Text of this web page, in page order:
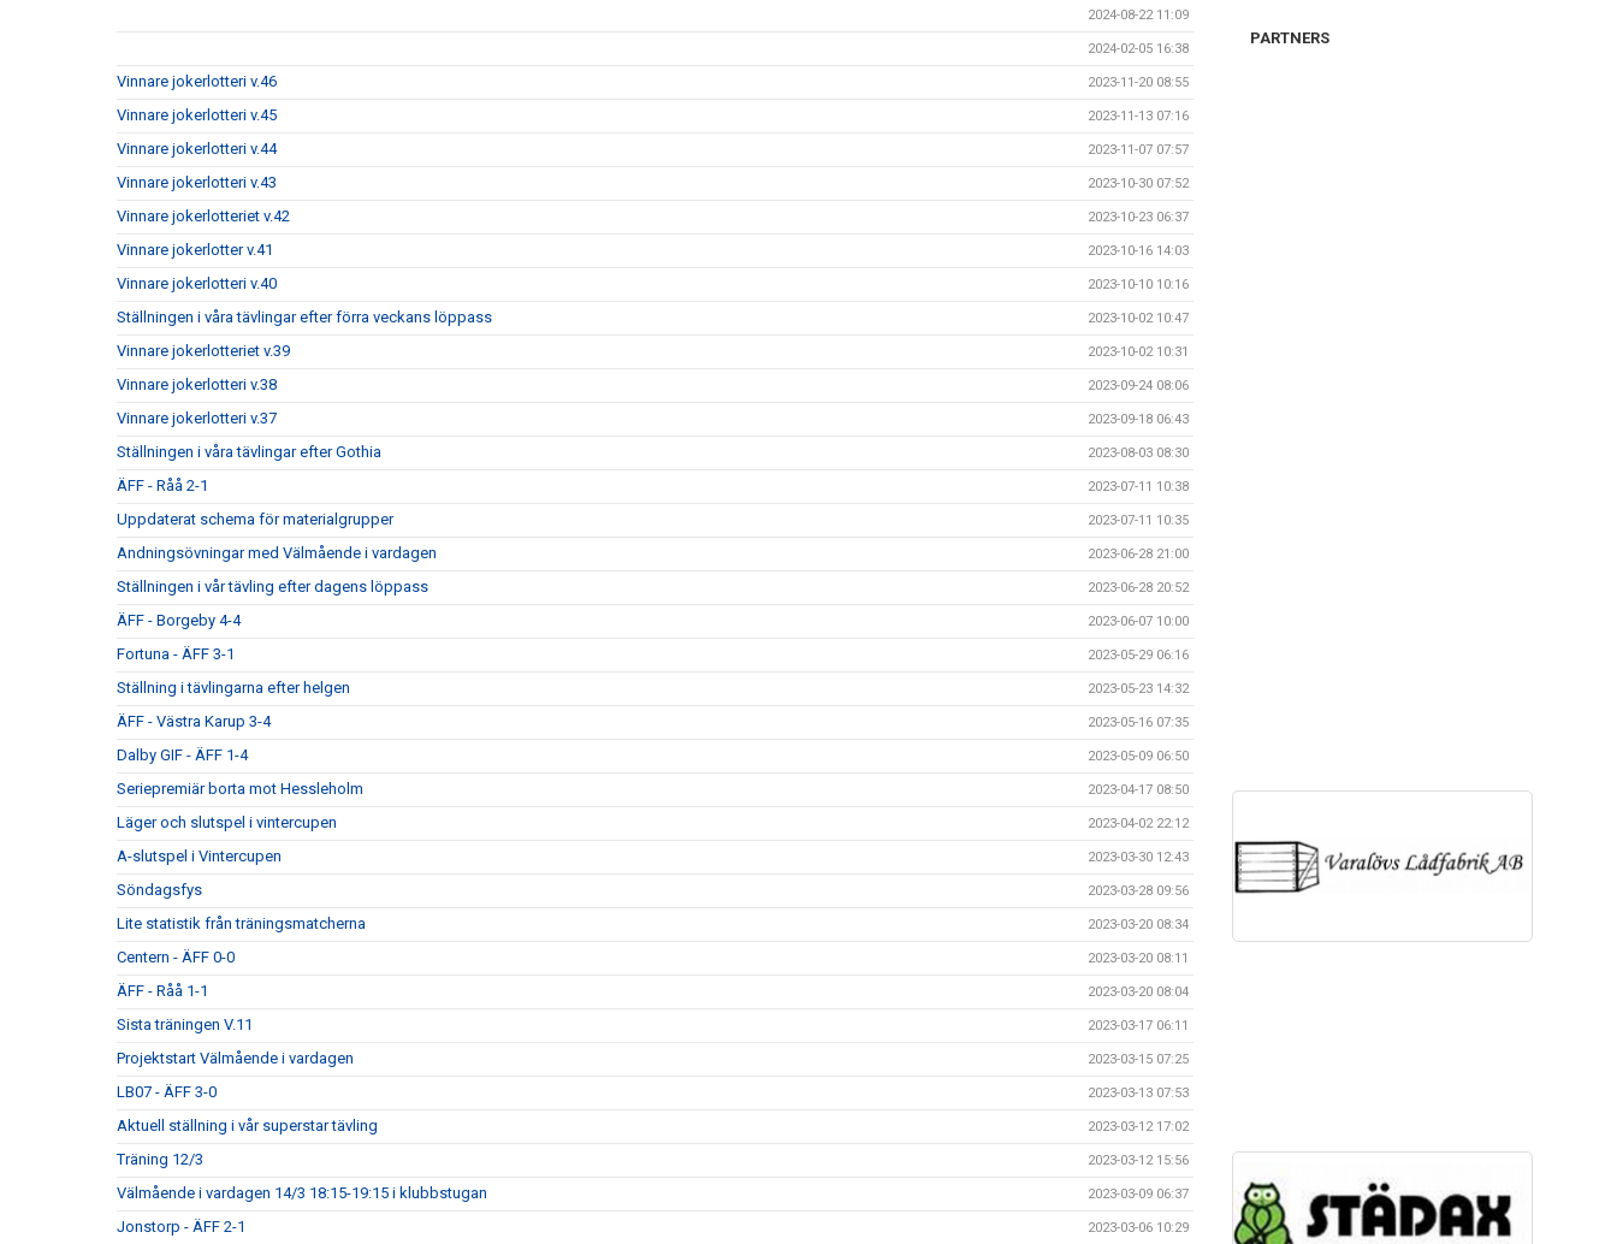
2024-08-22 11:09
2024-02-05 16:38
Vinnare jokerlotteri v.46 2023-11-20 08:55
Vinnare jokerlotteri v.45 2023-11-13 07:16
Vinnare jokerlotteri v.44 2023-11-07 07:57
Vinnare jokerlotteri v.43 2023-10-30 07:52
Vinnare jokerlotteriet v.42 2023-10-23 06:37
Vinnare jokerlotter v.41 2023-10-16 14:03
Vinnare jokerlotteri v.40 2023-10-10 10:16
Ställningen i våra tävlingar efter förra veckans löppass 2023-10-02 10:47
Vinnare jokerlotteriet v.39 2023-10-02 10:31
Vinnare jokerlotteri v.38 2023-09-24 08:06
Vinnare jokerlotteri v.37 2023-09-18 06:43
Ställningen i våra tävlingar efter Gothia 2023-08-03 08:30
ÄFF - Råå 2-1 2023-07-11 10:38
Uppdaterat schema för materialgrupper 2023-07-11 10:35
Andningsövningar med Välmående i vardagen 2023-06-28 21:00
Ställningen i vår tävling efter dagens löppass 2023-06-28 20:52
ÄFF - Borgeby 4-4 2023-06-07 10:00
Fortuna - ÄFF 3-1 2023-05-29 06:16
Ställning i tävlingarna efter helgen 2023-05-23 14:32
ÄFF - Västra Karup 3-4 2023-05-16 07:35
Dalby GIF - ÄFF 1-4 2023-05-09 06:50
Seriepremiär borta mot Hessleholm 2023-04-17 08:50
Läger och slutspel i vintercupen 2023-04-02 22:12
A-slutspel i Vintercupen 2023-03-30 12:43
Söndagsfys 2023-03-28 09:56
Lite statistik från träningsmatcherna 2023-03-20 08:34
Centern - ÄFF 0-0 2023-03-20 08:11
ÄFF - Råå 1-1 2023-03-20 08:04
Sista träningen V.11 2023-03-17 06:11
Projektstart Välmående i vardagen 2023-03-15 07:25
LB07 - ÄFF 3-0 2023-03-13 07:53
Aktuell ställning i vår superstar tävling 2023-03-12 17:02
Träning 12/3 2023-03-12 15:56
Välmående i vardagen 14/3 18:15-19:15 i klubbstugan 2023-03-09 06:37
Jonstorp - ÄFF 2-1 2023-03-06 10:29
PARTNERS